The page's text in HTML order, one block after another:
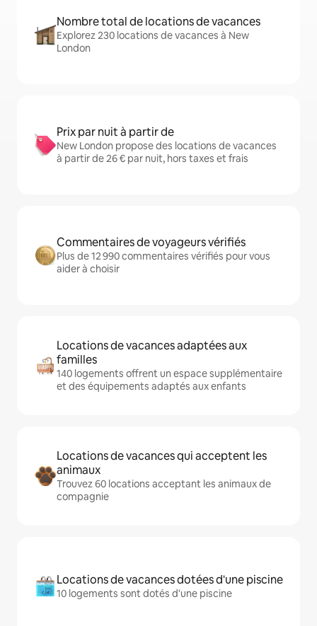
Nombre total de locations de vacances
Explorez 230 locations de vacances à New
London
Prix par nuit à partir de
New London propose des locations de vacances
à partir de 26 € par nuit, hors taxes et frais
Commentaires de voyageurs vérifiés
Plus de 12 990 commentaires vérifiés pour vous
aider à choisir
Locations de vacances adaptées aux
familles
140 logements offrent un espace supplémentaire
et des équipements adaptés aux enfants
Locations de vacances qui acceptent les
animaux
Trouvez 60 locations acceptant les animaux de
compagnie
Locations de vacances dotées d'une piscine
10 logements sont dotés d'une piscine